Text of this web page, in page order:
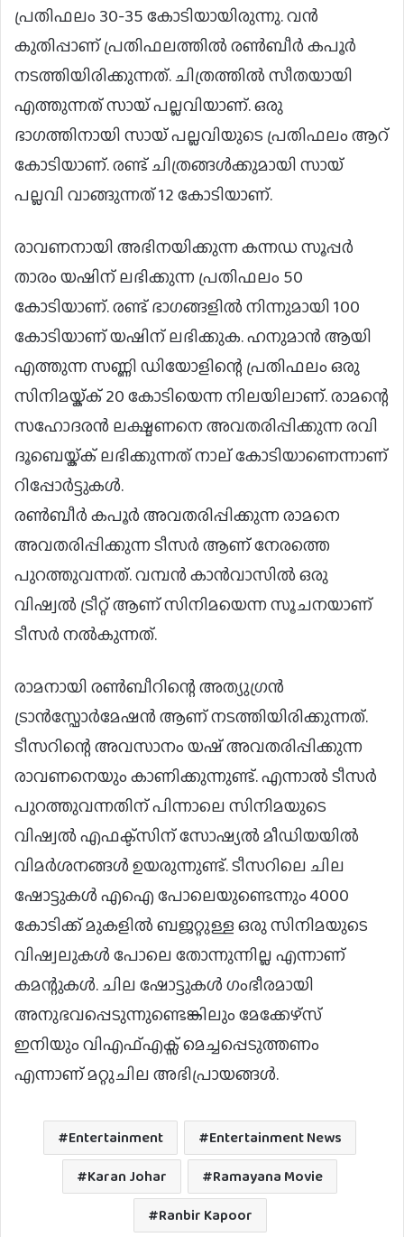
പ്രതിഫലം 30-35 കോടിയായിരുന്നു. വന്‍
കുതിപ്പാണ് പ്രതിഫലത്തില്‍ രണ്‍ബീര്‍ കപൂര്‍
നടത്തിയിരിക്കുന്നത്. ചിത്രത്തില്‍ സീതയായി
എത്തുന്നത് സായ് പല്ലവിയാണ്. ഒരു
ഭാഗത്തിനായി സായ് പല്ലവിയുടെ പ്രതിഫലം ആറ്
കോടിയാണ്. രണ്ട് ചിത്രങ്ങള്‍ക്കുമായി സായ്
പല്ലവി വാങ്ങുന്നത് 12 കോടിയാണ്.
രാവണനായി അഭിനയിക്കുന്ന കന്നഡ സൂപ്പര്‍
താരം യഷിന് ലഭിക്കുന്ന പ്രതിഫലം 50
കോടിയാണ്. രണ്ട് ഭാഗങ്ങളിൽ നിന്നുമായി 100
കോടിയാണ് യഷിന് ലഭിക്കുക. ഹനുമാന്‍ ആയി
എത്തുന്ന സണ്ണി ഡിയോളിന്റെ പ്രതിഫലം ഒരു
സിനിമയ്ക്ക് 20 കോടിയെന്ന നിലയിലാണ്. രാമന്റെ
സഹോദരന്‍ ലക്ഷ്മണനെ അവതരിപ്പിക്കുന്ന രവി
ദൂബെയ്ക്ക് ലഭിക്കുന്നത് നാല് കോടിയാണെന്നാണ്
റിപ്പോര്‍ട്ടുകള്‍.
രൺബീർ കപൂർ അവതരിപ്പിക്കുന്ന രാമനെ
അവതരിപ്പിക്കുന്ന ടീസർ ആണ് നേരത്തെ
പുറത്തുവന്നത്. വമ്പൻ കാൻവാസിൽ ഒരു
വിഷ്വൽ ട്രീറ്റ് ആണ് സിനിമയെന്ന സൂചനയാണ്
ടീസർ നൽകുന്നത്.
രാമനായി രൺബീറിന്റെ അത്യുഗ്രൻ
ട്രാൻസ്ഫോർമേഷൻ ആണ് നടത്തിയിരിക്കുന്നത്.
ടീസറിന്റെ അവസാനം യഷ് അവതരിപ്പിക്കുന്ന
രാവണനെയും കാണിക്കുന്നുണ്ട്. എന്നാൽ ടീസർ
പുറത്തുവന്നതിന് പിന്നാലെ സിനിമയുടെ
വിഷ്വൽ എഫക്ട്സിന് സോഷ്യൽ മീഡിയയിൽ
വിമർശനങ്ങൾ ഉയരുന്നുണ്ട്. ടീസറിലെ ചില
ഷോട്ടുകൾ എഐ പോലെയുണ്ടെന്നും 4000
കോടിക്ക് മുകളിൽ ബജറ്റുള്ള ഒരു സിനിമയുടെ
വിഷ്വലുകൾ പോലെ തോന്നുന്നില്ല എന്നാണ്
കമന്റുകൾ. ചില ഷോട്ടുകൾ ഗംഭീരമായി
അനുഭവപ്പെടുന്നുണ്ടെങ്കിലും മേക്കേഴ്‌സ്
ഇനിയും വിഎഫ്എക്സ് മെച്ചപ്പെടുത്തണം
എന്നാണ് മറ്റുചില അഭിപ്രായങ്ങൾ.
Entertainment
Entertainment News
Karan Johar
Ramayana Movie
Ranbir Kapoor